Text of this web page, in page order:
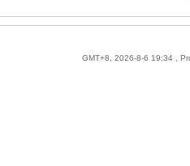
GMT+8, 2026-8-6 19:34 ,